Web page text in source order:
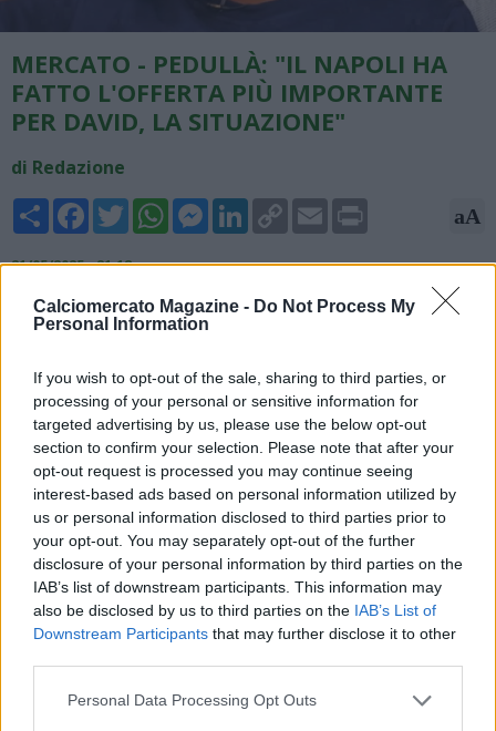
Calciomercato Magazine - Do Not Process My
Personal Information
If you wish to opt-out of the sale, sharing to third parties, or
processing of your personal or sensitive information for
targeted advertising by us, please use the below opt-out
section to confirm your selection. Please note that after your
opt-out request is processed you may continue seeing
interest-based ads based on personal information utilized by
us or personal information disclosed to third parties prior to
your opt-out. You may separately opt-out of the further
disclosure of your personal information by third parties on the
IAB’s list of downstream participants. This information may
also be disclosed by us to third parties on the IAB’s List of
Downstream Participants that may further disclose it to other
Personal Data Processing Opt Outs
MERCATO - PEDULLÀ: "IL NAPOLI HA
FATTO L'OFFERTA PIÙ IMPORTANTE
PER DAVID, LA SITUAZIONE"
di Redazione
Share FacebookTwitterWhatsAppMessengerLinkedInCopy
Link
Email aA
21/05/2025 - 21:18
Alfredo Pedullà, giornalista ed esperto di mercato, ha parlato
di David e dell'ipotesi Napoli sul proprio canale YouTube: "Il
parametri zero così costosi hanno bisogno di prudenza.
Abbiamo detto della Juventus e dell'Inter ma non hanno fatto
offerte pari a quella del Napoli".